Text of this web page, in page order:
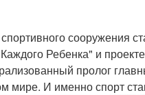
Ребенка" и
пролог
мире. И именно спорт